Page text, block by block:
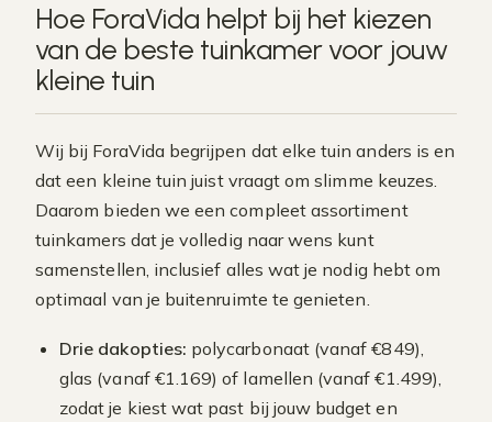
Hoe ForaVida helpt bij het kiezen
van de beste tuinkamer voor jouw
kleine tuin
Wij bij ForaVida begrijpen dat elke tuin anders is en
dat een kleine tuin juist vraagt om slimme keuzes.
Daarom bieden we een compleet assortiment
tuinkamers dat je volledig naar wens kunt
samenstellen, inclusief alles wat je nodig hebt om
optimaal van je buitenruimte te genieten.
Drie dakopties: polycarbonaat (vanaf €849),
glas (vanaf €1.169) of lamellen (vanaf €1.499),
zodat je kiest wat past bij jouw budget en